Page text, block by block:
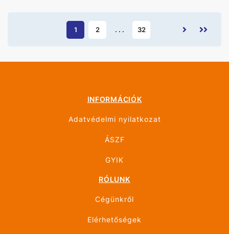
1 2 . . . 32
INFORMÁCIÓK
Adatvédelmi nyilatkozat
ÁSZF
GYIK
RÓLUNK
Cégünkről
Elérhetőségek